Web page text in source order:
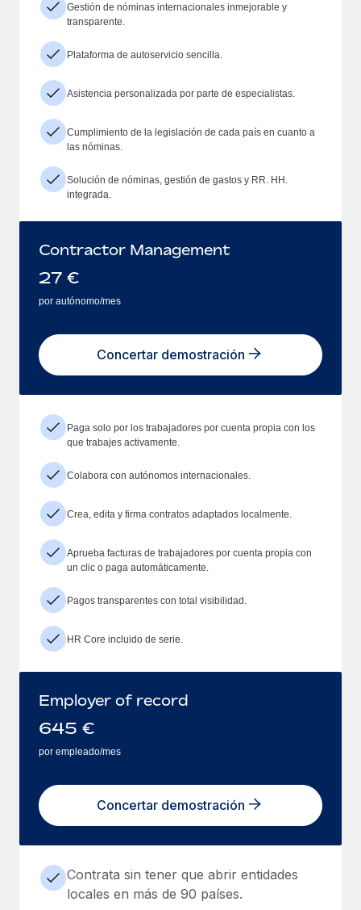
Gestión de nóminas internacionales inmejorable y
transparente.
Plataforma de autoservicio sencilla.
Asistencia personalizada por parte de especialistas.
Cumplimiento de la legislación de cada país en cuanto a
las nóminas.
Solución de nóminas, gestión de gastos y RR. HH.
integrada.
Contractor Management
27 €
por autónomo/mes
Concertar demostración
Paga solo por los trabajadores por cuenta propia con los
que trabajes activamente.
Colabora con autónomos internacionales.
Crea, edita y firma contratos adaptados localmente.
Aprueba facturas de trabajadores por cuenta propia con
un clic o paga automáticamente.
Pagos transparentes con total visibilidad.
HR Core incluido de serie.
Employer of record
645 €
por empleado/mes
Concertar demostración
Contrata sin tener que abrir entidades
locales en más de 90 países.